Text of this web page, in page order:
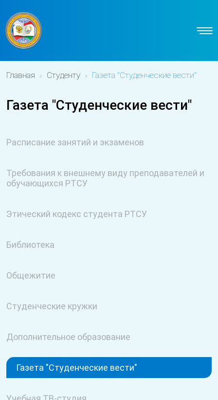
Главная Студенту Газета "Студенческие вести"
Газета "Студенческие вести"
Расписание занятий и экзаменов
Требования к внешнему виду преподавателей и
обучающихся РТСУ
Этический кодекс студента РТСУ
Библиотека
Общежитие
Студенческие кружки
Дополнительное образование
Газета "Студенческие вести"